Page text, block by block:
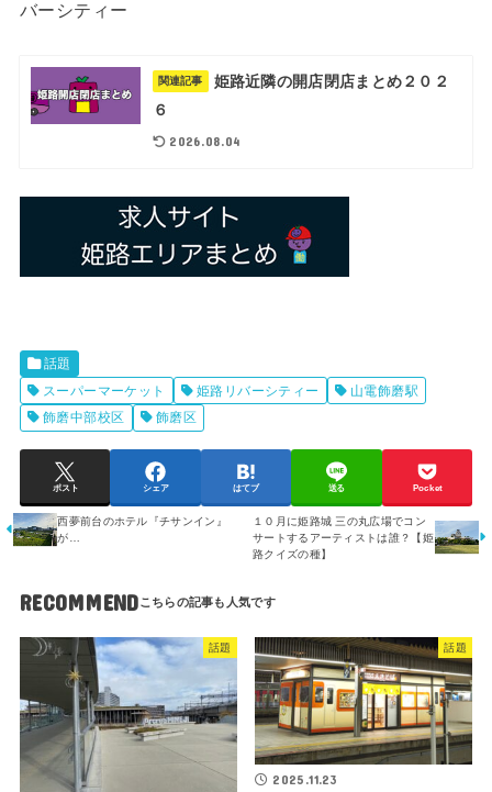
バーシティー
関連記事
姫路近隣の開店閉店まとめ２０２
６
2026.08.04
話題
スーパーマーケット
姫路リバーシティー
山電飾磨駅
飾磨中部校区
飾磨区
ポスト シェア はてブ 送る Pocket
西夢前台のホテル『チサンイン』
が…
１０月に姫路城 三の丸広場でコン
サートするアーティストは誰？【姫
路クイズの種】
RECOMMEND
話題 話題
2025.11.23